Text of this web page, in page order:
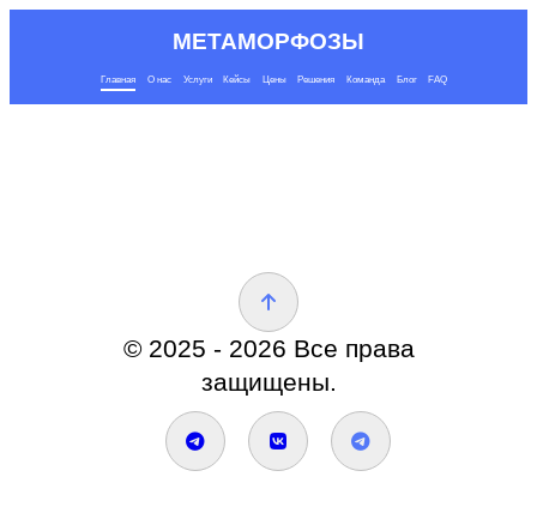
МЕТАМОРФОЗЫ
Главная О нас Услуги Кейсы Цены Решения Команда Блог FAQ
© 2025 - 2026 Все права
защищены.